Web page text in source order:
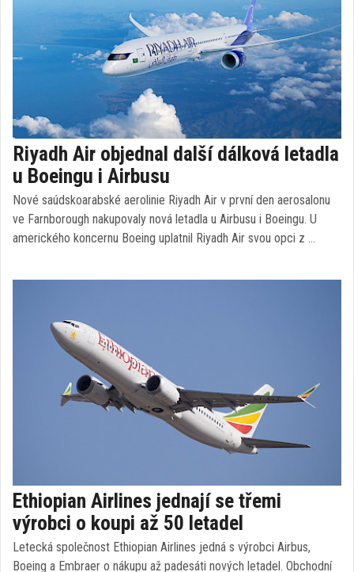
Riyadh Air objednal další dálková letadla
u Boeingu i Airbusu
Nové saúdskoarabské aerolinie Riyadh Air v první den aerosalonu
ve Farnborough nakupovaly nová letadla u Airbusu i Boeingu. U
amerického koncernu Boeing uplatnil Riyadh Air svou opci z …
Ethiopian Airlines jednají se třemi
výrobci o koupi až 50 letadel
Letecká společnost Ethiopian Airlines jedná s výrobci Airbus,
Boeing a Embraer o nákupu až padesáti nových letadel. Obchodní